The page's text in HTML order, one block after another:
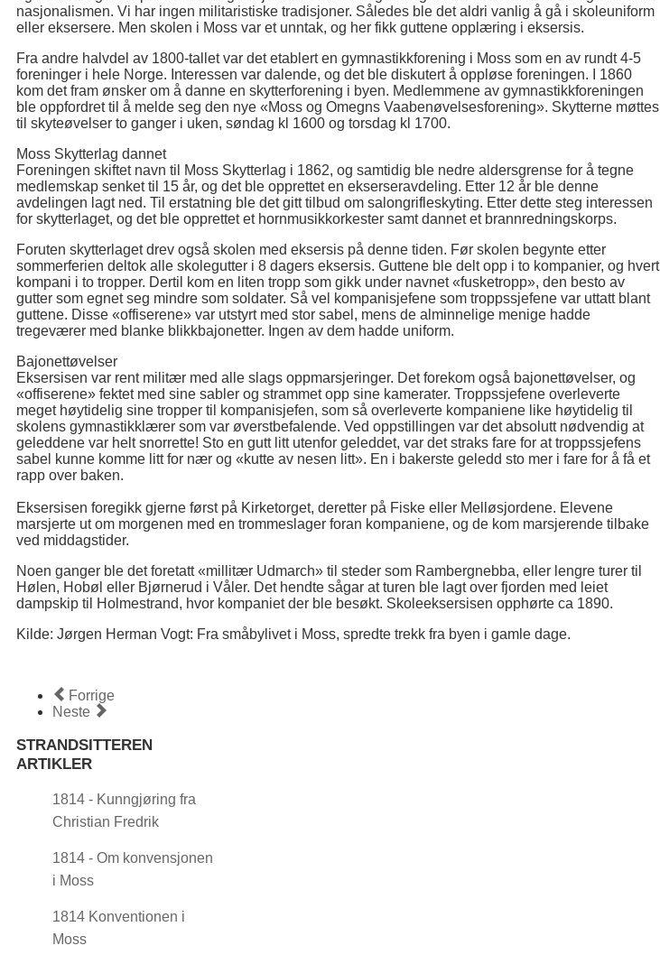
nasjonalismen. Vi har ingen militaristiske tradisjoner. Således ble det aldri vanlig å gå i skoleuniform
eller eksersere. Men skolen i Moss var et unntak, og her fikk guttene opplæring i eksersis.
Fra andre halvdel av 1800-tallet var det etablert en gymnastikkforening i Moss som en av rundt 4-5
foreninger i hele Norge. Interessen var dalende, og det ble diskutert å oppløse foreningen. I 1860
kom det fram ønsker om å danne en skytterforening i byen. Medlemmene av gymnastikkforeningen
ble oppfordret til å melde seg den nye «Moss og Omegns Vaabenøvelsesforening». Skytterne møttes
til skyteøvelser to ganger i uken, søndag kl 1600 og torsdag kl 1700.
Moss Skytterlag dannet
Foreningen skiftet navn til Moss Skytterlag i 1862, og samtidig ble nedre aldersgrense for å tegne
medlemskap senket til 15 år, og det ble opprettet en ekserseravdeling. Etter 12 år ble denne
avdelingen lagt ned. Til erstatning ble det gitt tilbud om salongrifleskyting. Etter dette steg interessen
for skytterlaget, og det ble opprettet et hornmusikkorkester samt dannet et brannredningskorps.
Foruten skytterlaget drev også skolen med eksersis på denne tiden. Før skolen begynte etter
sommerferien deltok alle skolegutter i 8 dagers eksersis. Guttene ble delt opp i to kompanier, og hvert
kompani i to tropper. Dertil kom en liten tropp som gikk under navnet «fusketropp», den besto av
gutter som egnet seg mindre som soldater. Så vel kompanisjefene som troppssjefene var uttatt blant
guttene. Disse «offiserene» var utstyrt med stor sabel, mens de alminnelige menige hadde
tregeværer med blanke blikkbajonetter. Ingen av dem hadde uniform.
Bajonettøvelser
Eksersisen var rent militær med alle slags oppmarsjeringer. Det forekom også bajonettøvelser, og
«offiserene» fektet med sine sabler og strammet opp sine kamerater. Troppssjefene overleverte
meget høytidelig sine tropper til kompanisjefen, som så overleverte kompaniene like høytidelig til
skolens gymnastikklærer som var øverstbefalende. Ved oppstillingen var det absolutt nødvendig at
geleddene var helt snorrette! Sto en gutt litt utenfor geleddet, var det straks fare for at troppssjefens
sabel kunne komme litt for nær og «kutte av nesen litt». En i bakerste geledd sto mer i fare for å få et
rapp over baken.
Eksersisen foregikk gjerne først på Kirketorget, deretter på Fiske eller Melløsjordene. Elevene
marsjerte ut om morgenen med en trommeslager foran kompaniene, og de kom marsjerende tilbake
ved middagstider.
Noen ganger ble det foretatt «millitær Udmarch» til steder som Rambergnebba, eller lengre turer til
Hølen, Hobøl eller Bjørnerud i Våler. Det hendte sågar at turen ble lagt over fjorden med leiet
dampskip til Holmestrand, hvor kompaniet der ble besøkt. Skoleeksersisen opphørte ca 1890.
Kilde: Jørgen Herman Vogt: Fra småbylivet i Moss, spredte trekk fra byen i gamle dage.
Forrige
Neste
STRANDSITTEREN
ARTIKLER
1814 - Kunngjøring fra
Christian Fredrik
1814 - Om konvensjonen
i Moss
1814 Konventionen i
Moss